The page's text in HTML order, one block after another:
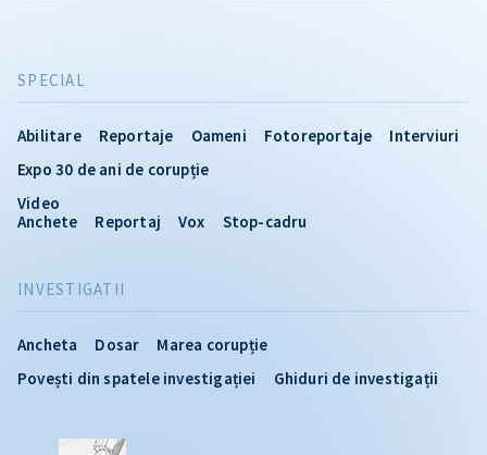
INVESTIGATII
Ancheta Dosar
Marea corupție
Povești din spatele investigației
Ghiduri de investigații
SPECIAL
Abilitare Reportaje Oameni Fotoreportaje
Interviuri
Expo 30 de ani de corupție
Video
Anchete
Reportaj Vox Stop-cadru